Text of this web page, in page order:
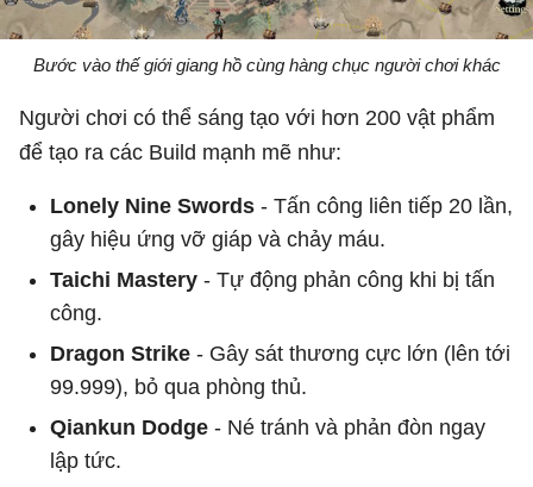
Bước vào thế giới giang hồ cùng hàng chục người chơi khác
Người chơi có thể sáng tạo với hơn 200 vật phẩm
để tạo ra các Build mạnh mẽ như:
Lonely Nine Swords - Tấn công liên tiếp 20 lần,
gây hiệu ứng vỡ giáp và chảy máu.
Taichi Mastery - Tự động phản công khi bị tấn
công.
Dragon Strike - Gây sát thương cực lớn (lên tới
99.999), bỏ qua phòng thủ.
Qiankun Dodge - Né tránh và phản đòn ngay
lập tức.